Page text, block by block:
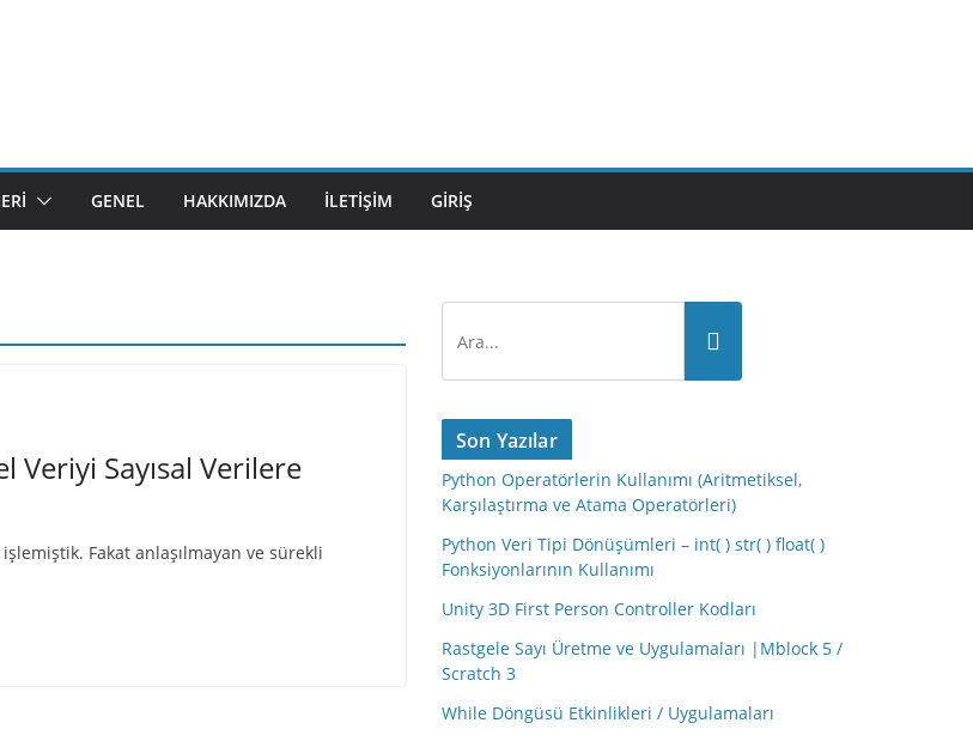
GENEL HAKKIMIZDA İLETIŞIM GIRIŞ
Sayısal Verilere
Fakat anlaşılmayan ve sürekli
Son Yazılar
Python Operatörlerin Kullanımı (Aritmetiksel,
Karşılaştırma ve Atama Operatörleri)
Python Veri Tipi Dönüşümleri – int( ) str( ) float( )
Fonksiyonlarının Kullanımı
Unity 3D First Person Controller Kodları
Rastgele Sayı Üretme ve Uygulamaları |Mblock 5 /
Scratch 3
While Döngüsü Etkinlikleri / Uygulamaları